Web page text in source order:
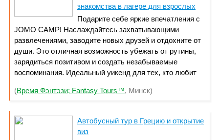
знакомства в лагере для взрослых
Подарите себе яркие впечатления с
JOMO CAMP! Наслаждайтесь захватывающими
развлечениями, заводите новых друзей и отдохните от
души. Это отличная возможность убежать от рутины,
зарядиться позитивом и создать незабываемые
воспоминания. Идеальный уикенд для тех, кто любит
Забронируйте место уже сегодня!
(Время Фэнтэзи; Fantasy Tours™, Минск)
Автобусный тур в Грецию и открытие
виз